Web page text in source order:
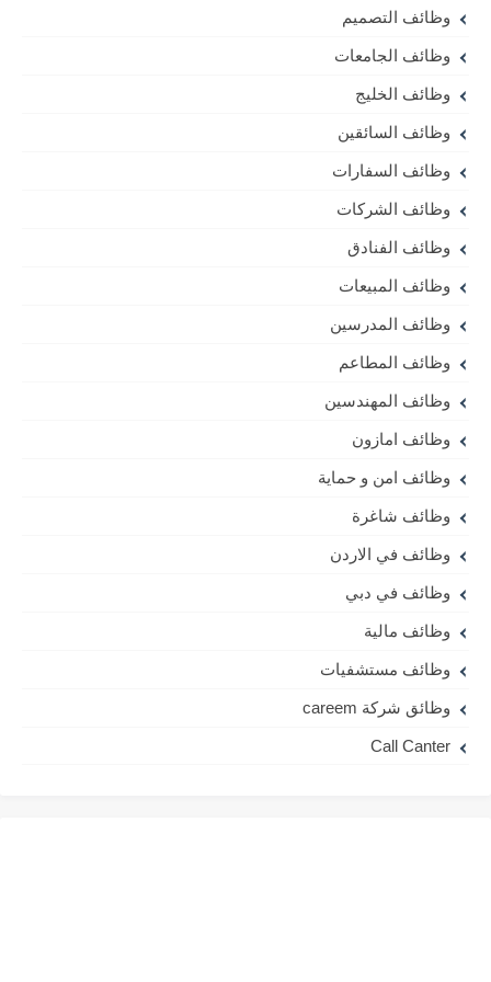
وظائف التصميم
وظائف الجامعات
وظائف الخليج
وظائف السائقين
وظائف السفارات
وظائف الشركات
وظائف الفنادق
وظائف المبيعات
وظائف المدرسين
وظائف المطاعم
وظائف المهندسين
وظائف امازون
وظائف امن و حماية
وظائف شاغرة
وظائف في الاردن
وظائف في دبي
وظائف مالية
وظائف مستشفيات
وظائق شركة careem
Call Canter